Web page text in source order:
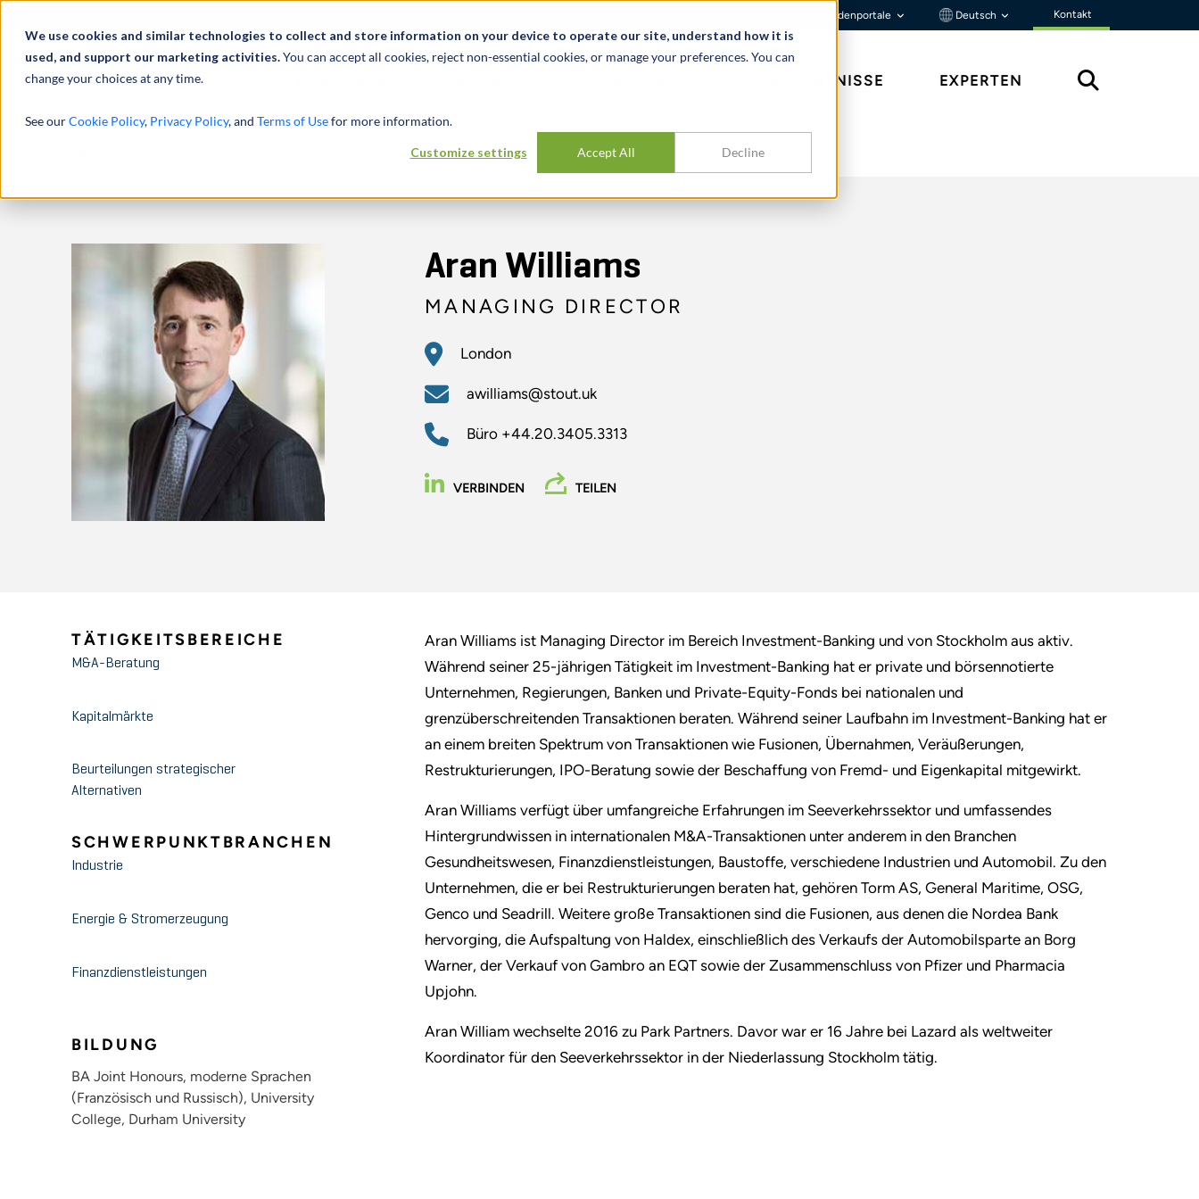
We use cookies and similar technologies to collect and store information on your device to operate our site, understand how it is
used, and support our marketing activities.You can accept all cookies, reject non-essential cookies, or manage your preferences. You can
change your choices at any time.
See ourCookie Policy, Privacy Policy, and Terms of Usefor more information.
Customize settings Accept All Decline
Kundenportale Deutsch Kontakt
ERKENNTNISSE EXPERTEN
Aran Williams
MANAGING DIRECTOR
London
awilliams@stout.uk
Büro +44.20.3405.3313
VERBINDEN TEILEN
Aran Williams ist Managing Director im Bereich Investment-Banking und von Stockholm aus aktiv.
Während seiner 25-jährigen Tätigkeit im Investment-Banking hat er private und börsennotierte
Unternehmen, Regierungen, Banken und Private-Equity-Fonds bei nationalen und
grenzüberschreitenden Transaktionen beraten. Während seiner Laufbahn im Investment-Banking hat er
an einem breiten Spektrum von Transaktionen wie Fusionen, Übernahmen, Veräußerungen,
Restrukturierungen, IPO-Beratung sowie der Beschaffung von Fremd- und Eigenkapital mitgewirkt.
Aran Williams verfügt über umfangreiche Erfahrungen im Seeverkehrssektor und umfassendes
Hintergrundwissen in internationalen M&A-Transaktionen unter anderem in den Branchen
Gesundheitswesen, Finanzdienstleistungen, Baustoffe, verschiedene Industrien und Automobil. Zu den
Unternehmen, die er bei Restrukturierungen beraten hat, gehören Torm AS, General Maritime, OSG,
Genco und Seadrill. Weitere große Transaktionen sind die Fusionen, aus denen die Nordea Bank
hervorging, die Aufspaltung von Haldex, einschließlich des Verkaufs der Automobilsparte an Borg
Warner, der Verkauf von Gambro an EQT sowie der Zusammenschluss von Pfizer und Pharmacia
Upjohn.
Aran William wechselte 2016 zu Park Partners. Davor war er 16 Jahre bei Lazard als weltweiter
Koordinator für den Seeverkehrssektor in der Niederlassung Stockholm tätig.
TÄTIGKEITSBEREICHE
M&A-Beratung
Kapitalmärkte
Beurteilungen strategischer
Alternativen
SCHWERPUNKTBRANCHEN
Industrie
Energie & Stromerzeugung
Finanzdienstleistungen
BILDUNG
BA Joint Honours, moderne Sprachen
(Französisch und Russisch), University
College, Durham University